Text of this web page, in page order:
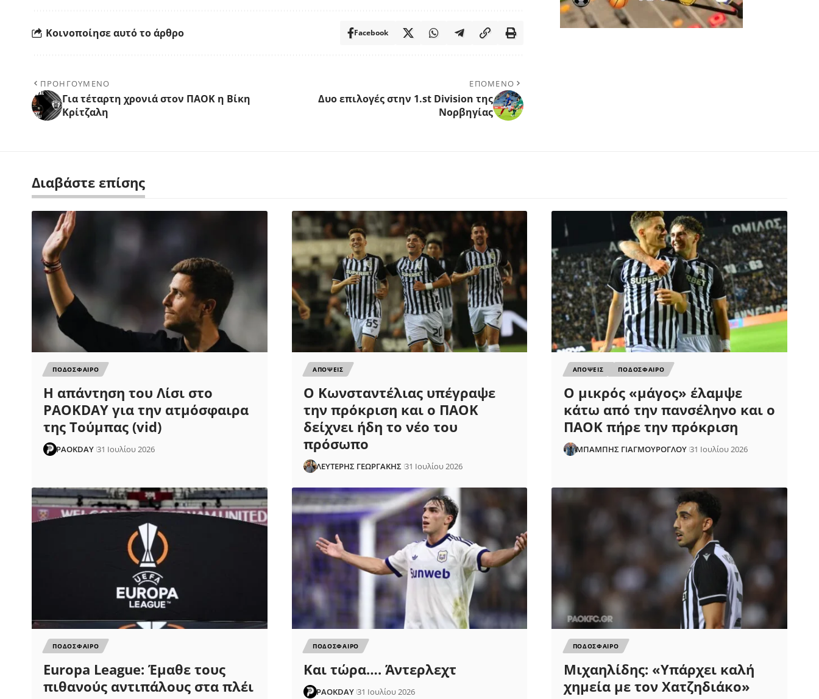
Κοινοποίησε αυτό το άρθρο Facebook
ΠΡΟΗΓΟΥΜΕΝΟ
Για τέταρτη χρονιά στον ΠΑΟΚ η Βίκη
Κρίτζαλη
ΕΠΟΜΕΝΟ
Δυο επιλογές στην 1.st Division της
Νορβηγίας
Διαβάστε επίσης
ΠΟΔΟΣΦΑΙΡΟ
Η απάντηση του Λίσι στο
PAOKDAY για την ατμόσφαιρα
της Τούμπας (vid)
PAOKDAY 31 Ιουλίου 2026
ΑΠΟΨΕΙΣ
Ο Κωνσταντέλιας υπέγραψε
την πρόκριση και ο ΠΑΟΚ
δείχνει ήδη το νέο του
πρόσωπο
ΛΕΥΤΕΡΗΣ ΓΕΩΡΓΑΚΗΣ 31 Ιουλίου 2026
ΑΠΟΨΕΙΣ ΠΟΔΟΣΦΑΙΡΟ
Ο μικρός «μάγος» έλαμψε
κάτω από την πανσέληνο και ο
ΠΑΟΚ πήρε την πρόκριση
ΜΠΑΜΠΗΣ ΓΙΑΓΜΟΥΡΟΓΛΟΥ 31 Ιουλίου 2026
ΠΟΔΟΣΦΑΙΡΟ
Europa League: Έμαθε τους
πιθανούς αντιπάλους στα πλέι
ΠΟΔΟΣΦΑΙΡΟ
Και τώρα…. Άντερλεχτ
PAOKDAY 31 Ιουλίου 2026
ΠΟΔΟΣΦΑΙΡΟ
Μιχαηλίδης: «Υπάρχει καλή
χημεία με τον Χατζηδιάκο»